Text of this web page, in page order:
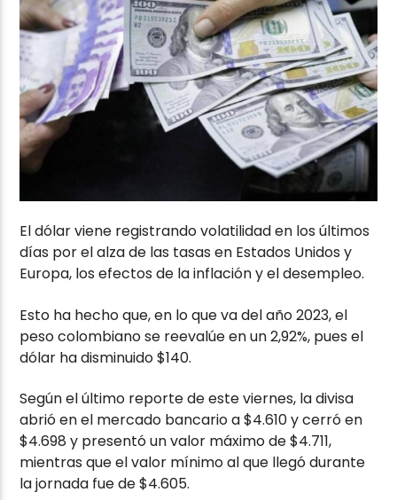
El dólar viene registrando volatilidad en los últimos
días por el alza de las tasas en Estados Unidos y
Europa, los efectos de la inflación y el desempleo.
Esto ha hecho que, en lo que va del año 2023, el
peso colombiano se reevalúe en un 2,92%, pues el
dólar ha disminuido $140.
Según el último reporte de este viernes, la divisa
abrió en el mercado bancario a $4.610 y cerró en
$4.698 y presentó un valor máximo de $4.711,
mientras que el valor mínimo al que llegó durante
la jornada fue de $4.605.